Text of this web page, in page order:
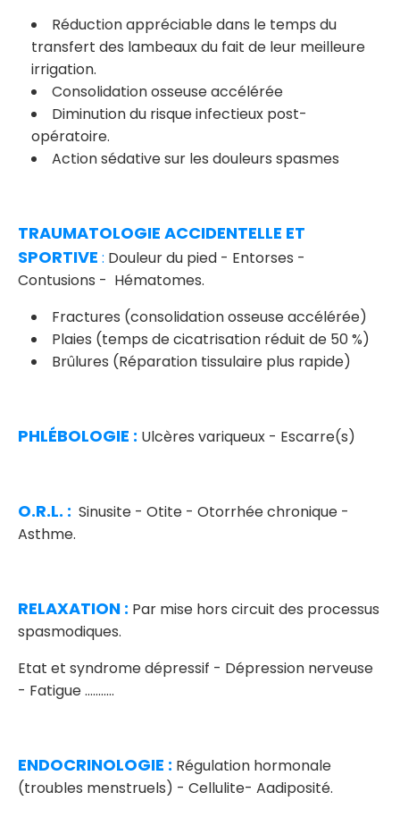
Réduction appréciable dans le temps du
transfert des lambeaux du fait de leur meilleure
irrigation.
Consolidation osseuse accélérée
Diminution du risque infectieux post-
opératoire.
Action sédative sur les douleurs spasmes
TRAUMATOLOGIE ACCIDENTELLE ET
SPORTIVE : Douleur du pied - Entorses -
Contusions - Hématomes.
Fractures (consolidation osseuse accélérée)
Plaies (temps de cicatrisation réduit de 50 %)
Brûlures (Réparation tissulaire plus rapide)
PHLÉBOLOGIE : Ulcères variqueux - Escarre(s)
O.R.L. : Sinusite - Otite - Otorrhée chronique -
Asthme.
RELAXATION : Par mise hors circuit des processus
spasmodiques.
Etat et syndrome dépressif - Dépression nerveuse
- Fatigue ...........
ENDOCRINOLOGIE : Régulation hormonale
(troubles menstruels) - Cellulite- Aadiposité.